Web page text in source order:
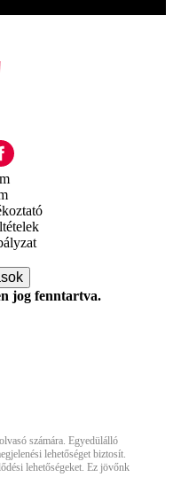
jog fenntartva.
számára. Egyedülálló
lehetőséget biztosít.
lehetőségeket. Ez jövőnk